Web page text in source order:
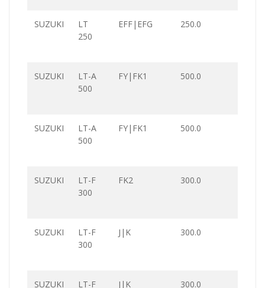
SUZUKI
LT
250
EFF|EFG 250.0
SUZUKI
LT-A
500
FY|FK1 500.0
SUZUKI
LT-A
500
FY|FK1 500.0
SUZUKI
LT-F
300
FK2 300.0
SUZUKI
LT-F
300
J|K 300.0
SUZUKI LT-F J|K 300.0